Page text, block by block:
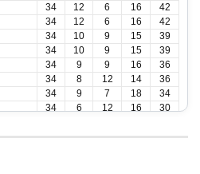
34 12 6 16
42
34 12 6 16
42
34 10 9 15
39
34 10 9 15
39
34 9 9 16
36
34 8 12 14
36
34 9 7 18
34
34 6 12 16
30
34 6 10 18
28